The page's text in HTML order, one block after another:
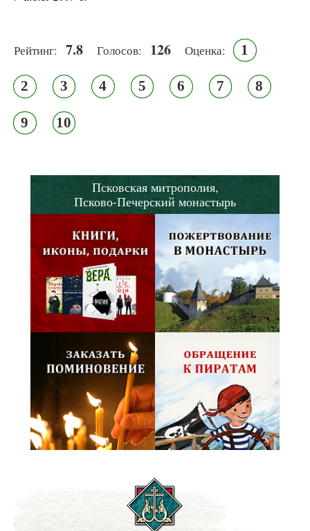
Рейтинг: 7.8 Голосов: 126 Оценка: 1
2 3 4 5 6 7 8
9 10
Псковская митрополия,
Псково-Печерский монастырь